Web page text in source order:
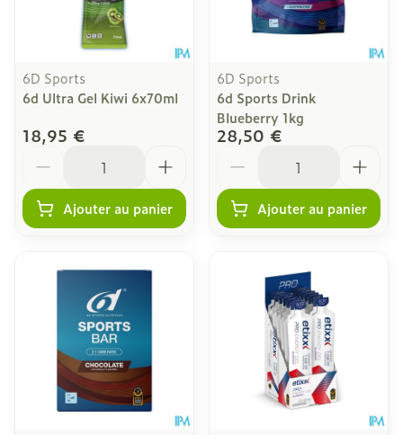
6D Sports
6d Ultra Gel Kiwi 6x70ml
18,95 €
Ajouter au panier
6D Sports
6d Sports Drink
Blueberry 1kg
28,50 €
Ajouter au panier